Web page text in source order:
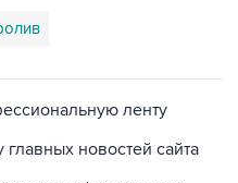
ленту
новостей сайта